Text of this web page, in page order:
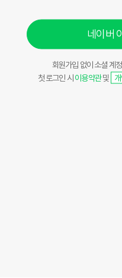
네이버
회원가입 없이 소셜 계
첫 로그인 시이용약관및